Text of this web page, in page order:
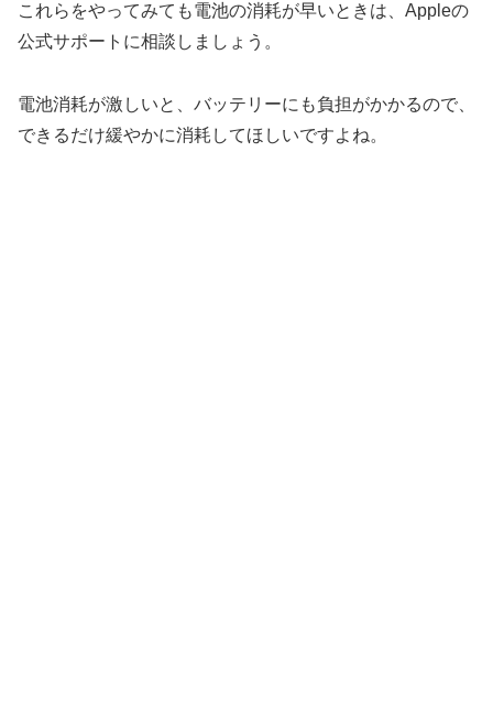
これらをやってみても電池の消耗が早いときは、Appleの
公式サポートに相談しましょう。
電池消耗が激しいと、バッテリーにも負担がかかるので、
できるだけ緩やかに消耗してほしいですよね。